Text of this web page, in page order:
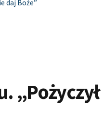
daj Boże”
„Pożyczył